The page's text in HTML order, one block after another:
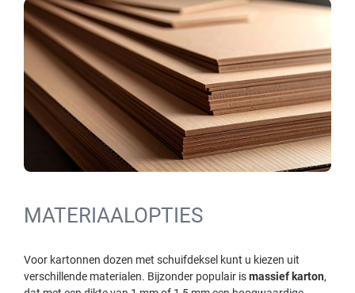
MATERIAALOPTIES
Voor kartonnen dozen met schuifdeksel kunt u kiezen uit
verschillende materialen. Bijzonder populair ismassief karton,